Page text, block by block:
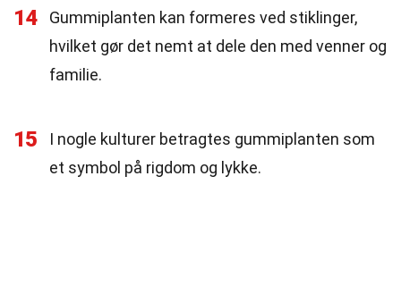
14
Gummiplanten kan formeres ved stiklinger,
hvilket gør det nemt at dele den med venner og
familie.
15
I nogle kulturer betragtes gummiplanten som
et symbol på rigdom og lykke.